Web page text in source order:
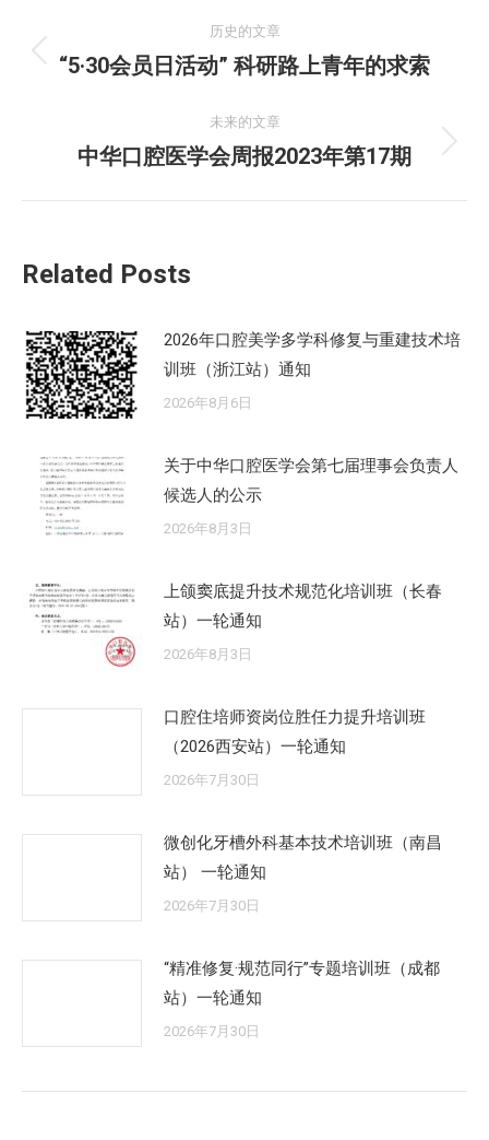
章
历史的文章
历
的
文
“5·30会员日活动” 科研路上青年的求索
未来的文章
未
中华口腔医学会周报2023年第17期
Related Posts
2026年口腔美学多学科修复与重建技术培
训班（浙江站）通知
2026年8月6日
关于中华口腔医学会第七届理事会负责人
候选人的公示
2026年8月3日
上颌窦底提升技术规范化培训班（长春
站）一轮通知
2026年8月3日
口腔住培师资岗位胜任力提升培训班
（2026西安站）一轮通知
2026年7月30日
微创化牙槽外科基本技术培训班（南昌
站） 一轮通知
2026年7月30日
“精准修复·规范同行”专题培训班（成都
站）一轮通知
2026年7月30日